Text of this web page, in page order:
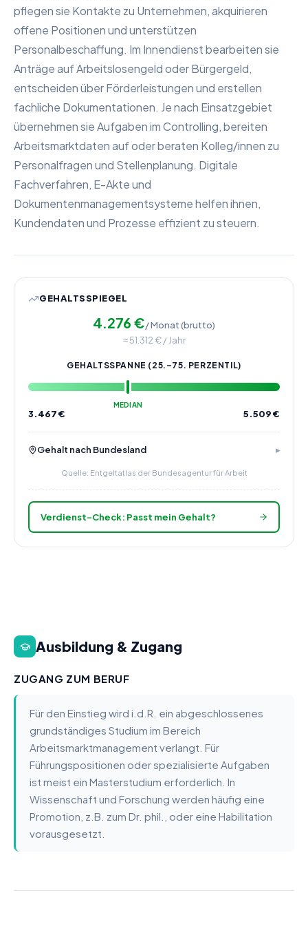
pflegen sie Kontakte zu Unternehmen, akquirieren
offene Positionen und unterstützen
Personalbeschaffung. Im Innendienst bearbeiten sie
Anträge auf Arbeitslosengeld oder Bürgergeld,
entscheiden über Förderleistungen und erstellen
fachliche Dokumentationen. Je nach Einsatzgebiet
übernehmen sie Aufgaben im Controlling, bereiten
Arbeitsmarktdaten auf oder beraten Kolleg/innen zu
Personalfragen und Stellenplanung. Digitale
Fachverfahren, E-Akte und
Dokumentenmanagementsysteme helfen ihnen,
Kundendaten und Prozesse effizient zu steuern.
GEHALTSSPIEGEL
4.276 €/ Monat (brutto)
≈51.312€ / Jahr
GEHALTSSPANNE (25.–75. PERZENTIL)
MEDIAN
3.467€ 5.509€
Gehalt nach Bundesland
Quelle: Entgeltatlas der Bundesagentur für Arbeit
Verdienst-Check: Passt mein Gehalt?
Ausbildung & Zugang
ZUGANG ZUM BERUF
Für den Einstieg wird i.d.R. ein abgeschlossenes
grundständiges Studium im Bereich
Arbeitsmarktmanagement verlangt. Für
Führungspositionen oder spezialisierte Aufgaben
ist meist ein Masterstudium erforderlich. In
Wissenschaft und Forschung werden häufig eine
Promotion, z.B. zum Dr. phil., oder eine Habilitation
vorausgesetzt.